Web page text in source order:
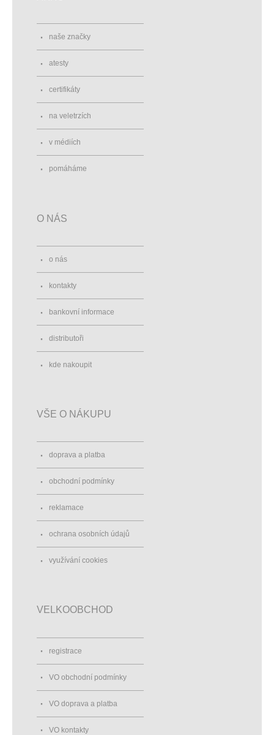
naše značky
atesty
certifikáty
na veletrzích
v médiích
pomáháme
O NÁS
o nás
kontakty
bankovní informace
distributoři
kde nakoupit
VŠE O NÁKUPU
doprava a platba
obchodní podmínky
reklamace
ochrana osobních údajů
využívání cookies
VELKOOBCHOD
registrace
VO obchodní podmínky
VO doprava a platba
VO kontakty